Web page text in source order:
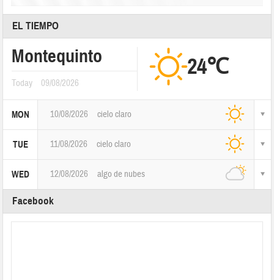
EL TIEMPO
Montequinto
Today 09/08/2026
24℃
MON 10/08/2026 cielo claro
TUE 11/08/2026 cielo claro
WED 12/08/2026 algo de nubes
Facebook